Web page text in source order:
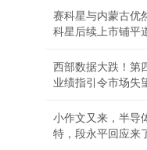
赛科星与内蒙古优
科星后续上市铺平
西部数据大跌！第
业绩指引令市场失
小作文又来，半导
特，段永平回应来